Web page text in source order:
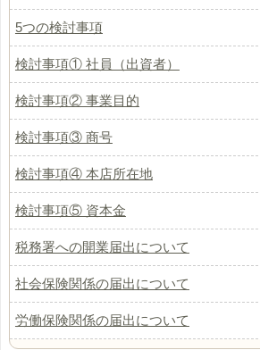
5つの検討事項
検討事項① 社員（出資者）
検討事項② 事業目的
検討事項③ 商号
検討事項④ 本店所在地
検討事項⑤ 資本金
税務署への開業届出について
社会保険関係の届出について
労働保険関係の届出について